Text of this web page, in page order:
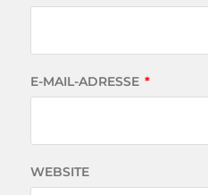
E-MAIL-ADRESSE *
WEBSITE